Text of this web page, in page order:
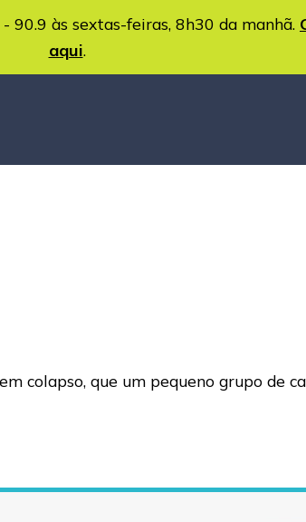
90.9 às sextas-feiras, 8h30 da manhã.
aqui.
colapso, que um pequeno grupo de